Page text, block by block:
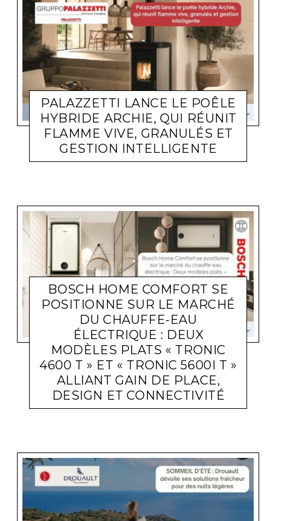
PALAZZETTI LANCE LE POÊLE
HYBRIDE ARCHIE, QUI RÉUNIT
FLAMME VIVE, GRANULÉS ET
GESTION INTELLIGENTE
ACTUALITÉ ENTREPRISES LARA GASQUET 6 JUILLET 2026
BOSCH HOME COMFORT SE
POSITIONNE SUR LE MARCHÉ
DU CHAUFFE-EAU
ÉLECTRIQUE : DEUX
MODÈLES PLATS « TRONIC
4600 T » ET « TRONIC 5600I T »
ALLIANT GAIN DE PLACE,
DESIGN ET CONNECTIVITÉ
ACTUALITÉ ENTREPRISES LARA GASQUET 29 JUIN 2026